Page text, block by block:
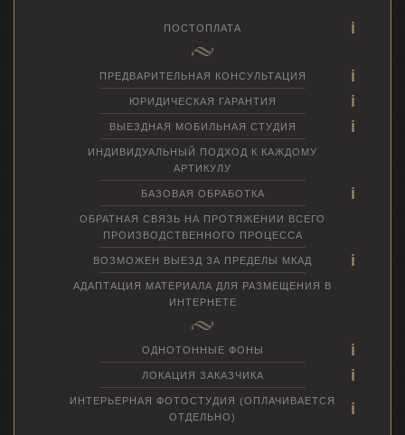
ПОСТОПЛАТА
ПРЕДВАРИТЕЛЬНАЯ КОНСУЛЬТАЦИЯ
ЮРИДИЧЕСКАЯ ГАРАНТИЯ
ВЫЕЗДНАЯ МОБИЛЬНАЯ СТУДИЯ
ИНДИВИДУАЛЬНЫЙ ПОДХОД К КАЖДОМУ
АРТИКУЛУ
БАЗОВАЯ ОБРАБОТКА
ОБРАТНАЯ СВЯЗЬ НА ПРОТЯЖЕНИИ ВСЕГО
ПРОИЗВОДСТВЕННОГО ПРОЦЕССА
ВОЗМОЖЕН ВЫЕЗД ЗА ПРЕДЕЛЫ МКАД
АДАПТАЦИЯ МАТЕРИАЛА ДЛЯ РАЗМЕЩЕНИЯ В
ИНТЕРНЕТЕ
ОДНОТОННЫЕ ФОНЫ
ЛОКАЦИЯ ЗАКАЗЧИКА
ИНТЕРЬЕРНАЯ ФОТОСТУДИЯ (ОПЛАЧИВАЕТСЯ
ОТДЕЛЬНО)